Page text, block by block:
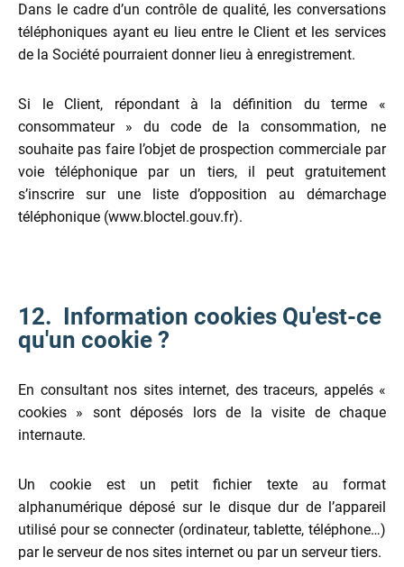
Dans le cadre d’un contrôle de qualité, les conversations
téléphoniques ayant eu lieu entre le Client et les services
de la Société pourraient donner lieu à enregistrement.
Si le Client, répondant à la définition du terme «
consommateur » du code de la consommation, ne
souhaite pas faire l’objet de prospection commerciale par
voie téléphonique par un tiers, il peut gratuitement
s’inscrire sur une liste d’opposition au démarchage
téléphonique (www.bloctel.gouv.fr).
12. Information cookies Qu'est-ce
qu'un cookie ?
En consultant nos sites internet, des traceurs, appelés «
cookies » sont déposés lors de la visite de chaque
internaute.
Un cookie est un petit fichier texte au format
alphanumérique déposé sur le disque dur de l’appareil
utilisé pour se connecter (ordinateur, tablette, téléphone…)
par le serveur de nos sites internet ou par un serveur tiers.